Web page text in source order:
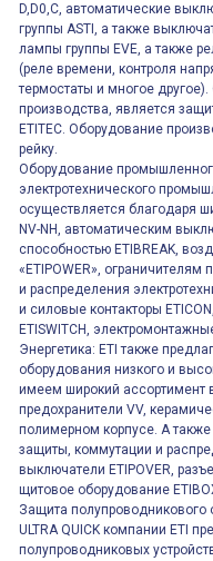
D,D0,C, автоматические
группы ASTI, а также
лампы группы EVE, а также
(реле времени, контроля
термостаты и многое
производства, является
ETITEC. Оборудование
рейку.
Оборудование
электротехнического
осуществляется благодаря
NV-NH, автоматическим
способностью ETIBREAK,
«ETIPOWER»,
и распределения
и силовые контакторы
ETISWITCH,
Энергетика: ETI также
оборудования низкого и
имеем широкий ассортимент
предохранители VV,
полимерном корпусе. А
защиты, коммутации и
выключатели ETIPOVER,
щитовое оборудование
Защита полупроводникового
ULTRA QUICK компании ETI
полупроводниковых